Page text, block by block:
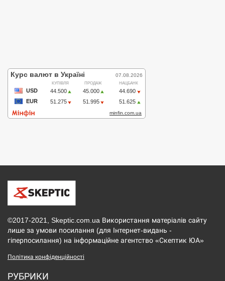
©2017-2021, Skeptic.com.ua Використання матеріалів сайту
лише за умови посилання (для Інтернет-видань -
гіперпосилання) на інформаційне агентство «Скептик ЮА»
Політика конфіденційності
РУБРИКИ